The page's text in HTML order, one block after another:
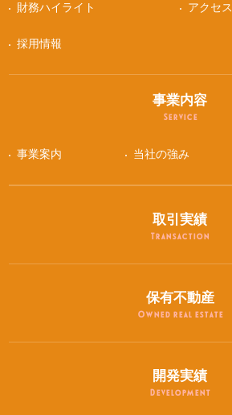
財務ハイライト
採用情報
アクセス
事業内容
Service
事業案内 当社の強み
取引実績
Transaction
保有不動産
Owned real estate
開発実績
Development